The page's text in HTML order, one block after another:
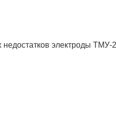
электроды ТМУ-